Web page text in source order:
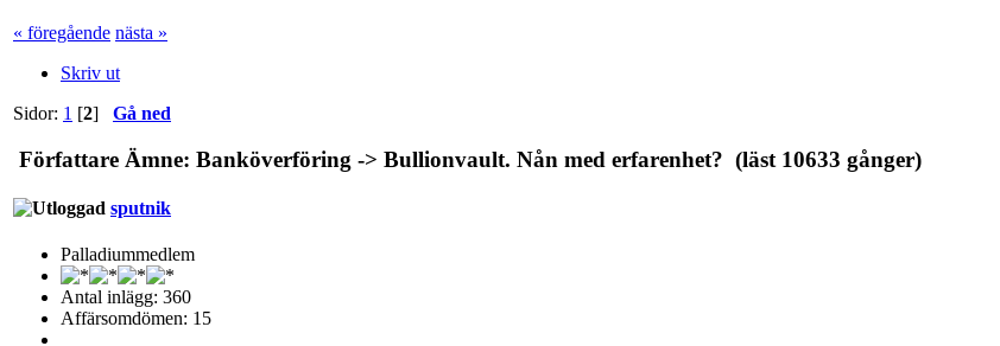
« föregående nästa »
Skriv ut
Sidor: 1 [2] Gå ned
Författare Ämne: Banköverföring -> Bullionvault. Nån med erfarenhet? (läst 10633 gånger)
sputnik
Palladiummedlem
Antal inlägg: 360
Affärsomdömen: 15